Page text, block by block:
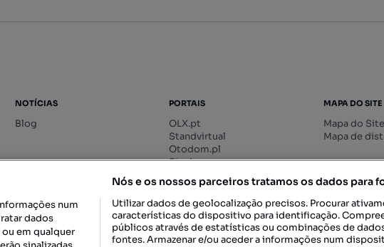
NOTÍCIAS
Blog
PORTAIS
OLX.pt
Standvirtual
Otodom.pl
Storia.ro
MAPA DO SITE
Mapa do Site
Mapa de
num
dados
em qualquer
Nós e os nossos parceiros tratamos os dados para
Utilizar dados de geolocalização precisos. Procurar
características do dispositivo para identificação.
públicos através de estatísticas ou combinações de
fontes. Armazenar e/ou aceder a informações num